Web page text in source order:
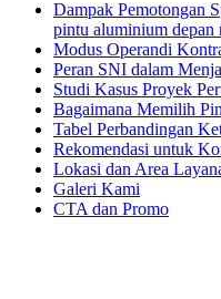
Dampak Pemotongan
pintu aluminium depan
Modus Operandi
Peran SNI dalam
Studi Kasus Proyek
Bagaimana Memilih
Tabel Perbandingan
Rekomendasi untuk
Lokasi dan Area
Galeri Kami
CTA dan Promo